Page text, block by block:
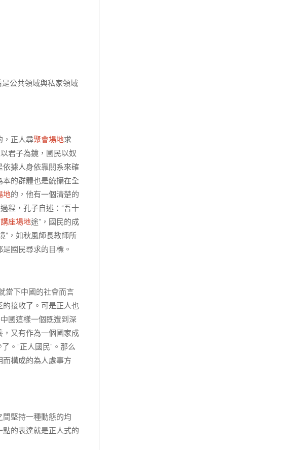
公共領域與私家領域
，正人尋聚會場地求
君子為鏡，國民以奴
據人身依靠關系來確
的群體也是統攝在全
地的，他有一個清楚的
程，孔子自述：“吾十
講座場地途”，國民的成
”，如秋風師長教師所
國民尋求的目標。
當下中國的社會而言
接收了。可是正人也
國這樣一個既遭到深
又有作為一個國家成
。“正人國民”。那么
構成的為人處事方
堅持一種動態的均
的表達就是正人式的